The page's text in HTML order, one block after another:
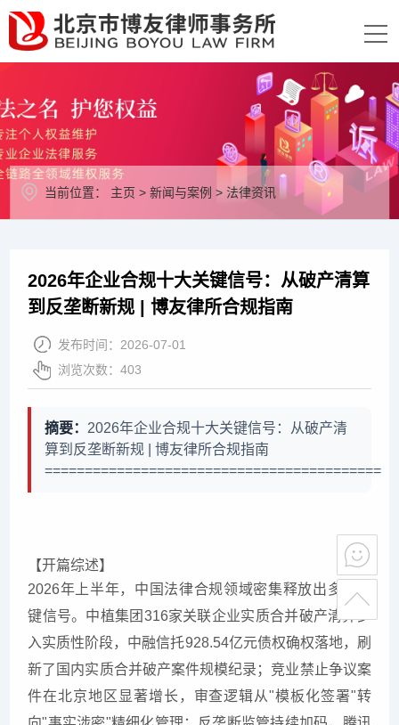
当前位置： 主页 >新闻与案例 > 法律资讯
2026年企业合规十大关键信号：从破产清算
到反垄断新规 | 博友律所合规指南
发布时间：2026-07-01
浏览次数：403
摘要： 2026年企业合规十大关键信号：从破产清
算到反垄断新规 | 博友律所合规指南
==========================================
【开篇综述】
2026年上半年，中国法律合规领域密集释放出多重关
键信号。中植集团316家关联企业实质合并破产清算步
入实质性阶段，中融信托928.54亿元债权确权落地，刷
新了国内实质合并破产案件规模纪录；竞业禁止争议案
件在北京地区显著增长，审查逻辑从"模板化签署"转